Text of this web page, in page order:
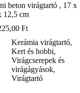
beton virágtartó , 17 x
12,5 cm
Ft
Kerámia virágtartó,
Kert és hobbi,
Virágcserepek és
virágágyások,
Virágtartó